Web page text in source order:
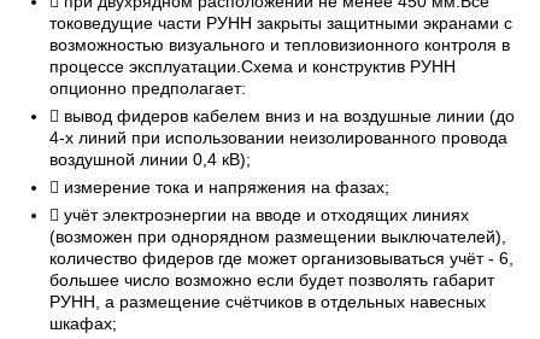
токоведущие части РУНН закрыты защитными экранами с
возможностью визуального и тепловизионного контроля в
процессе эксплуатации.Схема и конструктив РУНН
опционно предполагает:
 вывод фидеров кабелем вниз и на воздушные линии (до
4-х линий при использовании неизолированного провода
воздушной линии 0,4 кВ);
 измерение тока и напряжения на фазах;
 учёт электроэнергии на вводе и отходящих линиях
(возможен при однорядном размещении выключателей),
количество фидеров где может организовываться учёт - 6,
большее число возможно если будет позволять габарит
РУНН, а размещение счётчиков в отдельных навесных
шкафах;